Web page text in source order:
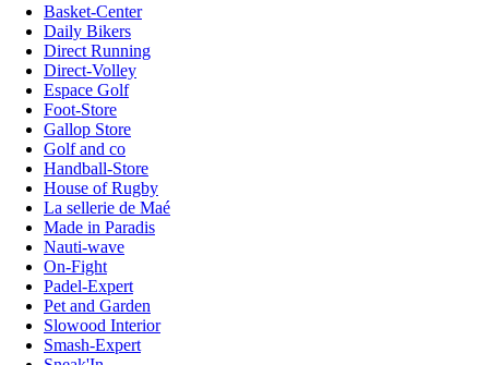
Basket-Center
Daily Bikers
Direct Running
Direct-Volley
Espace Golf
Foot-Store
Gallop Store
Golf and co
Handball-Store
House of Rugby
La sellerie de Maé
Made in Paradis
Nauti-wave
On-Fight
Padel-Expert
Pet and Garden
Slowood Interior
Smash-Expert